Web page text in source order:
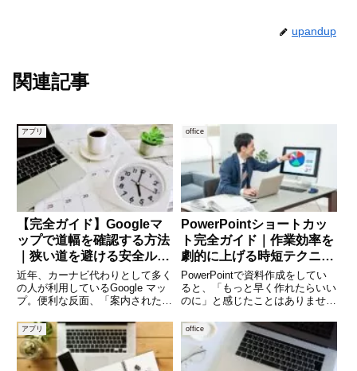
upandup
関連記事
アプリ
【完全ガイド】Googleマ
ップで道幅を確認する方法
｜狭い道を避ける安全ルー
トの探し方
近年、カーナビ代わりとして多く
の人が利用しているGoogle マッ
プ。便利な反面、「案内された道
ありませんか。特に軽自動車や大
型車、運転に不慣れな方にとっ
て、道幅の情報はとても重要で
す。本記事では、Google
office
PowerPointショートカッ
ト完全ガイド｜作業効率を
劇的に上げる時短テクニッ
ク集
PowerPointで資料作成をしてい
ると、「もっと早く作れたらいい
のに」と感じたことはありません
活用するだけで、作業時間は大幅
に短縮できます。マウス操作に頼
るよりも、キーボードを使った操
作の方が圧倒的にスピー
アプリ office